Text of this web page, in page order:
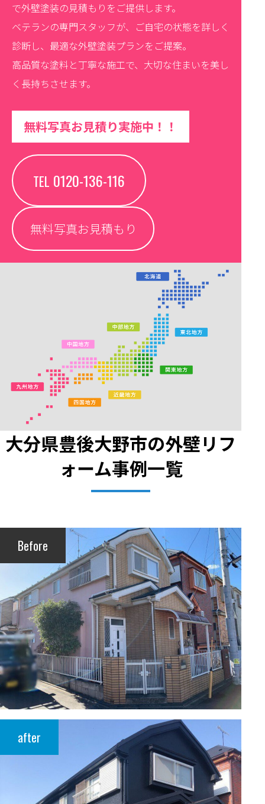
で外壁塗装の見積もりをご提供します。
ベテランの専門スタッフが、ご自宅の状態を詳しく
診断し、最適な外壁塗装プランをご提案。
高品質な塗料と丁寧な施工で、大切な住まいを美し
く長持ちさせます。
無料写真お見積り実施中！！
TEL 0120-136-116
無料写真お見積もり
大分県豊後大野市の外壁リフ
ォーム事例一覧
Before
after